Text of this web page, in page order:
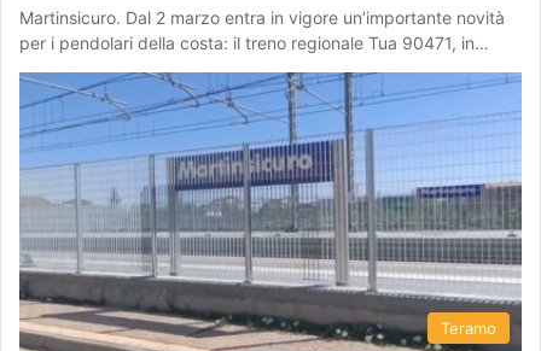
Martinsicuro. Dal 2 marzo entra in vigore un’importante novità
per i pendolari della costa: il treno regionale Tua 90471, in…
Teramo